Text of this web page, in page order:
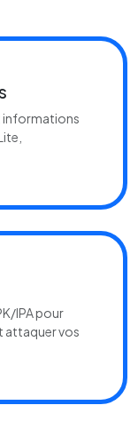
informations
IPA pour
attaquer vos